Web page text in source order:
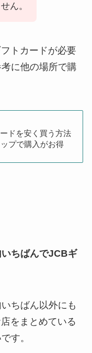
ん。
トカードが必要
に他の場所で購
ドを安く買う方法
プで購入がお得
ちばんでJCBギ
ちばん以外にも
をまとめている
す。